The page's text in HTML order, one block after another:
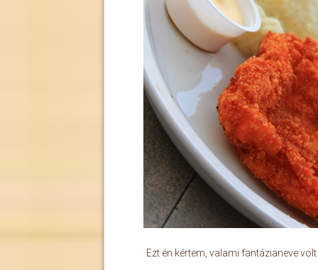
Ezt én kértem, valami fantázianeve